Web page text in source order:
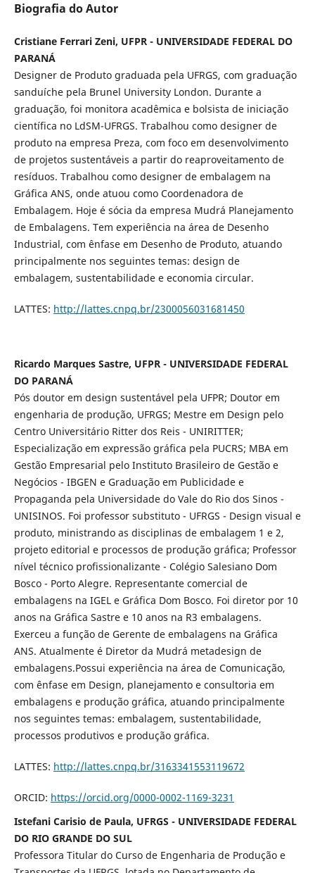
Biografia do Autor
Cristiane Ferrari Zeni, UFPR - UNIVERSIDADE FEDERAL DO
PARANÁ
Designer de Produto graduada pela UFRGS, com graduação
sanduíche pela Brunel University London. Durante a
graduação, foi monitora acadêmica e bolsista de iniciação
científica no LdSM-UFRGS. Trabalhou como designer de
produto na empresa Preza, com foco em desenvolvimento
de projetos sustentáveis a partir do reaproveitamento de
resíduos. Trabalhou como designer de embalagem na
Gráfica ANS, onde atuou como Coordenadora de
Embalagem. Hoje é sócia da empresa Mudrá Planejamento
de Embalagens. Tem experiência na área de Desenho
Industrial, com ênfase em Desenho de Produto, atuando
principalmente nos seguintes temas: design de
embalagem, sustentabilidade e economia circular.
LATTES: http://lattes.cnpq.br/2300056031681450
Ricardo Marques Sastre, UFPR - UNIVERSIDADE FEDERAL
DO PARANÁ
Pós doutor em design sustentável pela UFPR; Doutor em
engenharia de produção, UFRGS; Mestre em Design pelo
Centro Universitário Ritter dos Reis - UNIRITTER;
Especialização em expressão gráfica pela PUCRS; MBA em
Gestão Empresarial pelo Instituto Brasileiro de Gestão e
Negócios - IBGEN e Graduação em Publicidade e
Propaganda pela Universidade do Vale do Rio dos Sinos -
UNISINOS. Foi professor substituto - UFRGS - Design visual e
produto, ministrando as disciplinas de embalagem 1 e 2,
projeto editorial e processos de produção gráfica; Professor
nível técnico profissionalizante - Colégio Salesiano Dom
Bosco - Porto Alegre. Representante comercial de
embalagens na IGEL e Gráfica Dom Bosco. Foi diretor por 10
anos na Gráfica Sastre e 10 anos na R3 embalagens.
Exerceu a função de Gerente de embalagens na Gráfica
ANS. Atualmente é Diretor da Mudrá metadesign de
embalagens.Possui experiência na área de Comunicação,
com ênfase em Design, planejamento e consultoria em
embalagens e produção gráfica, atuando principalmente
nos seguintes temas: embalagem, sustentabilidade,
processos produtivos e produção gráfica.
LATTES: http://lattes.cnpq.br/3163341553119672
ORCID: https://orcid.org/0000-0002-1169-3231
Istefani Carisio de Paula, UFRGS - UNIVERSIDADE FEDERAL
DO RIO GRANDE DO SUL
Professora Titular do Curso de Engenharia de Produção e